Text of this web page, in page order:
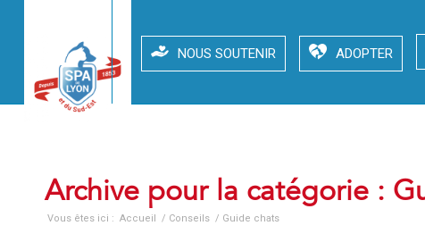
NOUS SOUTENIR ADOPTER
Archive pour la catégorie :
Vous êtes ici : Accueil / Conseils / Guide chats